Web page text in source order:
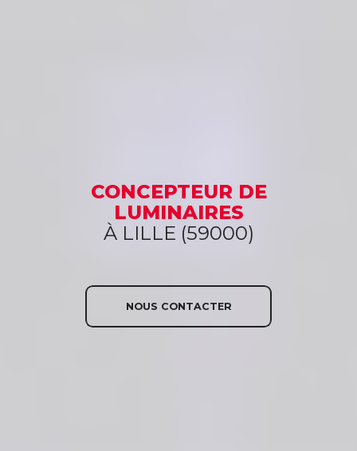
CONCEPTEUR DE
LUMINAIRES
À LILLE (59000)
NOUS CONTACTER